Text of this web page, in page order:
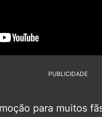
PUBLICIDADE
para muitos